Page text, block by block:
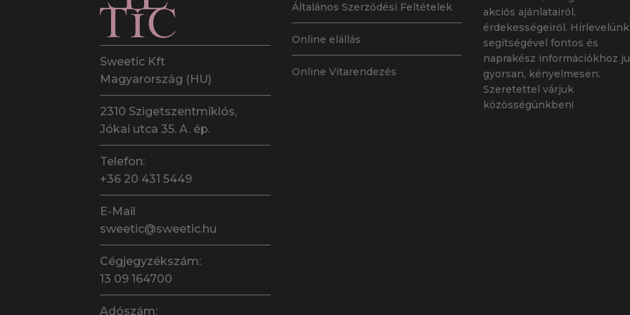
Sweetic Kft
Magyarország (HU)
2310 Szigetszentmiklós,
Jókai utca 35. A. ép.
Telefon:
+36 20 431 5449
E-Mail
sweetic@sweetic.hu
Cégjegyzékszám:
13 09 164700
Adószám:
Általános Szerződési Feltételek
Online elállás
Online Vitarendezés
akciós ajánlatairól,
érdekességeiről. Hírlevelünk
segítségével fontos és
naprakész információkhoz
gyorsan, kényelmesen.
Szeretettel várjuk
közösségünkben!